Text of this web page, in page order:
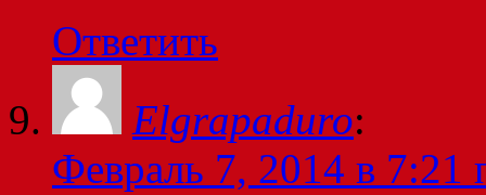
Ответить
Elgrapaduro:
Февраль 7, 2014 в 7:21